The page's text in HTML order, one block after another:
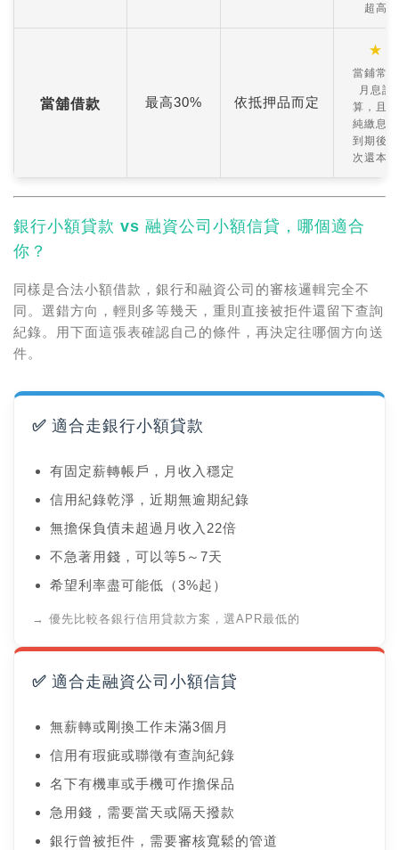
超高
當舖借款 最高30% 依抵押品而定
★
當鋪常以
月息計
算，且為
純繳息，
到期後一
次還本金
銀行小額貸款 vs 融資公司小額信貸，哪個適合
你？
同樣是合法小額借款，銀行和融資公司的審核邏輯完全不
同。選錯方向，輕則多等幾天，重則直接被拒件還留下查詢
紀錄。用下面這張表確認自己的條件，再決定往哪個方向送
件。
✅ 適合走銀行小額貸款
有固定薪轉帳戶，月收入穩定
信用紀錄乾淨，近期無逾期紀錄
無擔保負債未超過月收入22倍
不急著用錢，可以等5～7天
希望利率盡可能低（3%起）
→ 優先比較各銀行信用貸款方案，選APR最低的
✅ 適合走融資公司小額信貸
無薪轉或剛換工作未滿3個月
信用有瑕疵或聯徵有查詢紀錄
名下有機車或手機可作擔保品
急用錢，需要當天或隔天撥款
銀行曾被拒件，需要審核寬鬆的管道